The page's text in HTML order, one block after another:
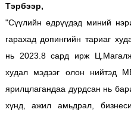
Тэрбээр,
"Сүүлийн өдрүүдэд миний
гарахад допингийн тариаг
нь 2023.8 сард ирж
худал мэдээг олон нийтэд
ярилцлагандаа дурдсан нь
хүнд, ажил амьдрал,